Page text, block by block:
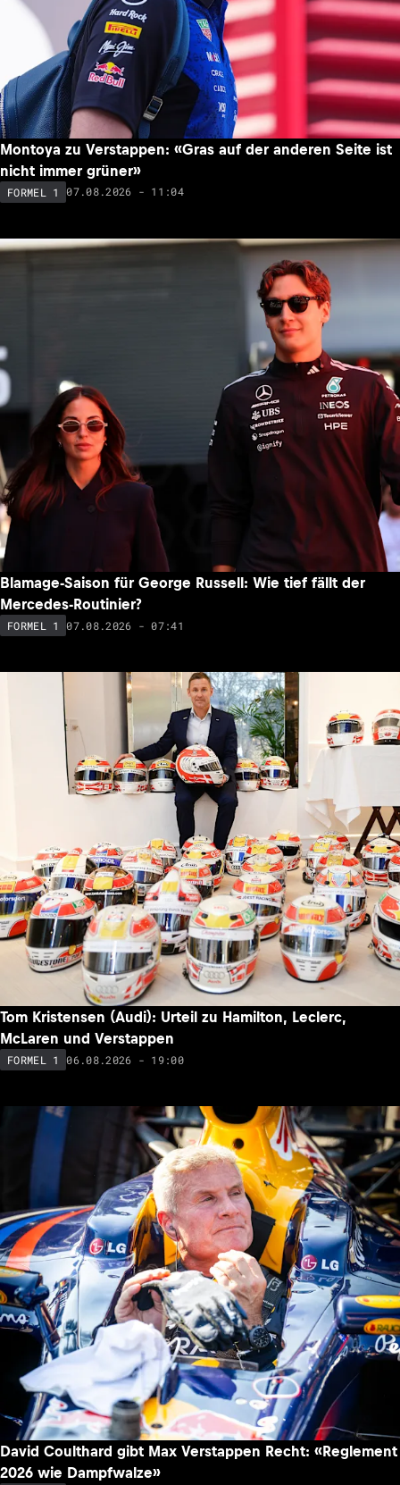
Montoya zu Verstappen: «Gras auf der anderen Seite ist
nicht immer grüner»
FORMEL 1 07.08.2026 - 11:04
Blamage-Saison für George Russell: Wie tief fällt der
Mercedes-Routinier?
FORMEL 1 07.08.2026 - 07:41
Tom Kristensen (Audi): Urteil zu Hamilton, Leclerc,
McLaren und Verstappen
FORMEL 1 06.08.2026 - 19:00
David Coulthard gibt Max Verstappen Recht: «Reglement
2026 wie Dampfwalze»